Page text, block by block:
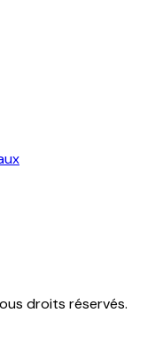
droits réservés.